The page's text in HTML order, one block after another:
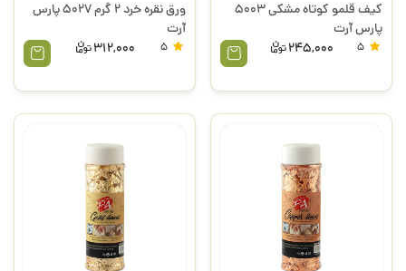
کیف قلمو کوتاه مشکی 5003
پارس آرت
245,000
ورق نقره خرد 2 گرم 5027 پارس
آرت
312,000